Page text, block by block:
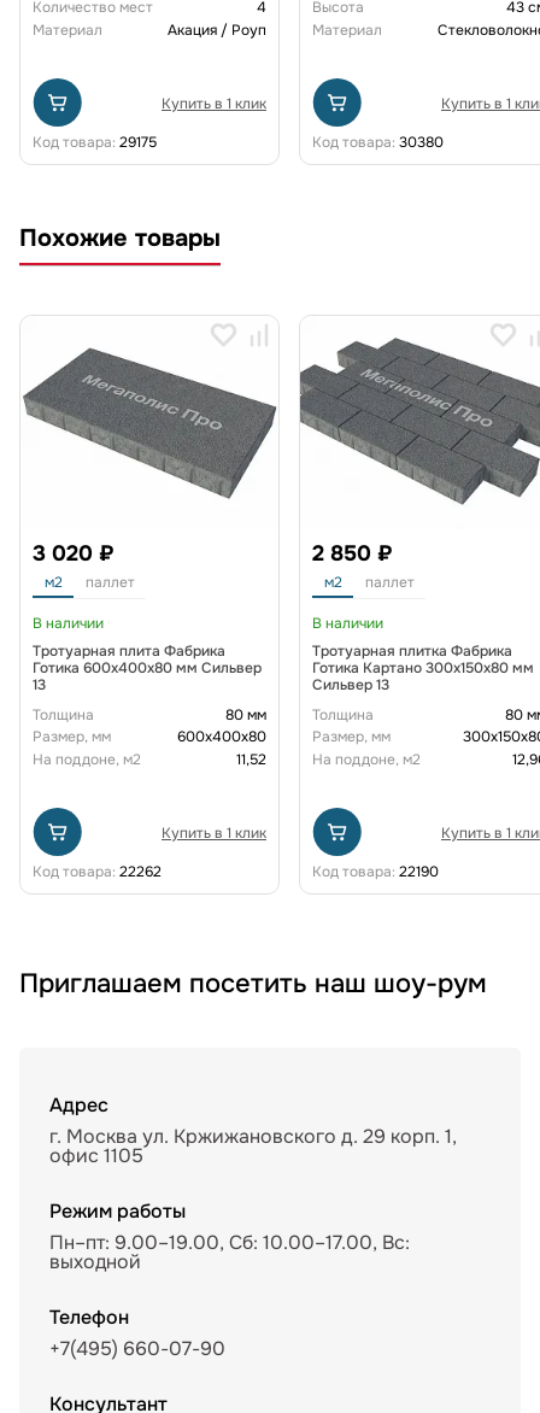
Количество мест
4
Материал
Акация / Роуп
Купить в 1 клик
Код товара: 29175
Высота
43
Материал
Купить в 1
Код товара: 30380
Похожие товары
3 020 ₽
м2 паллет
В наличии
Тротуарная плита Фабрика
Готика 600х400х80 мм Сильвер
13
Толщина
80 мм
Размер, мм
600х400х80
На поддоне, м2
11,52
Купить в 1 клик
Код товара: 22262
2 850 ₽
м2 паллет
В наличии
Тротуарная плитка Фабрика
Готика Картано 300х150х80 мм
Сильвер 13
Толщина
80
Размер, мм
На поддоне, м2
Купить в 1
Код товара: 22190
Приглашаем посетить наш шоу-рум
Адрес
г. Москва ул. Кржижановского д. 29 корп. 1,
офис 1105
Режим работы
Пн–пт: 9.00–19.00, Сб: 10.00–17.00, Вс:
выходной
Телефон
+7(495) 660-07-90
Консультант